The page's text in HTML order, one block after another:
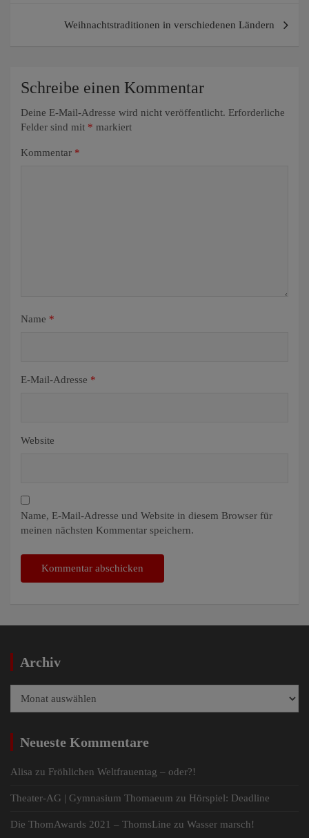
Weihnachtstraditionen in verschiedenen Ländern
Schreibe einen Kommentar
Deine E-Mail-Adresse wird nicht veröffentlicht. Erforderliche
Felder sind mit * markiert
Kommentar *
Name *
E-Mail-Adresse *
Website
Name, E-Mail-Adresse und Website in diesem Browser für
meinen nächsten Kommentar speichern.
Archiv
Neueste Kommentare
Alisa zu Fröhlichen Weltfrauentag – oder?!
Theater-AG | Gymnasium Thomaeum zu Hörspiel: Deadline
Die ThomAwards 2021 – ThomsLine zu Wasser marsch!